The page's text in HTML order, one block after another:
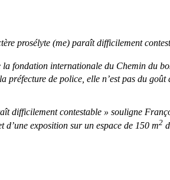
prosélyte (me) paraît difficilement
fondation internationale du Chemin du
préfecture de police, elle n’est pas du
difficilement contestable » souligne
exposition sur un espace de 150 m2